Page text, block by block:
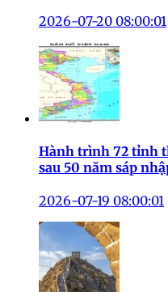
2026-07-20 08:00:01
Hành trình 72 tỉnh
sau 50 năm sáp
2026-07-19 08:00:01